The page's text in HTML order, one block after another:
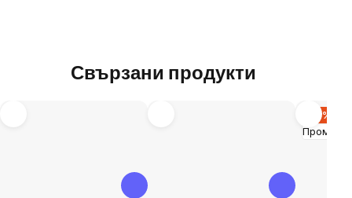
Свързани продукти
–19 %